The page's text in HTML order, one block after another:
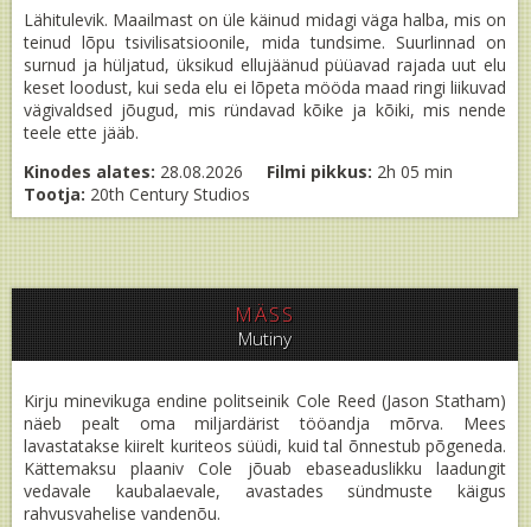
Lähitulevik. Maailmast on üle käinud midagi väga halba, mis on
teinud lõpu tsivilisatsioonile, mida tundsime. Suurlinnad on
surnud ja hüljatud, üksikud ellujäänud püüavad rajada uut elu
keset loodust, kui seda elu ei lõpeta mööda maad ringi liikuvad
vägivaldsed jõugud, mis ründavad kõike ja kõiki, mis nende
teele ette jääb.
Kinodes alates: 28.08.2026 Filmi pikkus: 2h 05 min
Tootja: 20th Century Studios
MÄSS
Mutiny
Kirju minevikuga endine politseinik Cole Reed (Jason Statham)
näeb pealt oma miljardärist tööandja mõrva. Mees
lavastatakse kiirelt kuriteos süüdi, kuid tal õnnestub põgeneda.
Kättemaksu plaaniv Cole jõuab ebaseaduslikku laadungit
vedavale kaubalaevale, avastades sündmuste käigus
rahvusvahelise vandenõu.